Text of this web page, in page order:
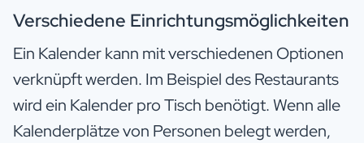
Verschiedene Einrichtungsmöglichkeiten
Ein Kalender kann mit verschiedenen Optionen
verknüpft werden. Im Beispiel des Restaurants
wird ein Kalender pro Tisch benötigt. Wenn alle
Kalenderplätze von Personen belegt werden,